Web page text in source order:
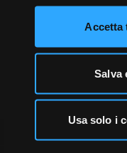
Accetta
Salva
Usa solo i